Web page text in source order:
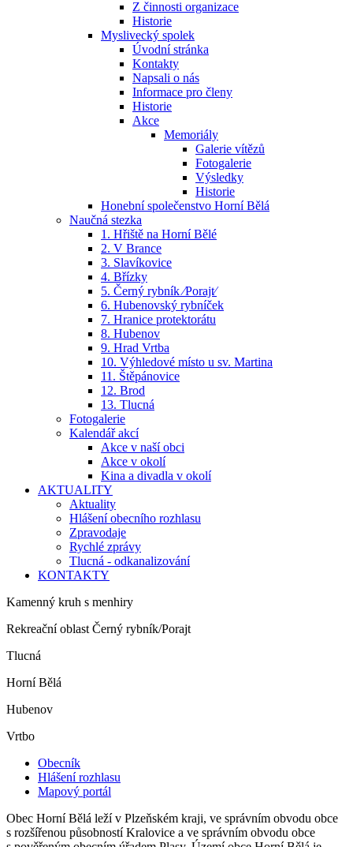
Z činnosti organizace
Historie
Myslivecký spolek
Úvodní stránka
Kontakty
Napsali o nás
Informace pro členy
Historie
Akce
Memoriály
Galerie vítězů
Fotogalerie
Výsledky
Historie
Honební společenstvo Horní Bělá
Naučná stezka
1. Hřiště na Horní Bělé
2. V Brance
3. Slavíkovice
4. Břízky
5. Černý rybník ⁄Porajt⁄
6. Hubenovský rybníček
7. Hranice protektorátu
8. Hubenov
9. Hrad Vrtba
10. Výhledové místo u sv. Martina
11. Štěpánovice
12. Brod
13. Tlucná
Fotogalerie
Kalendář akcí
Akce v naší obci
Akce v okolí
Kina a divadla v okolí
AKTUALITY
Aktuality
Hlášení obecního rozhlasu
Zpravodaje
Rychlé zprávy
Tlucná - odkanalizování
KONTAKTY
Kamenný kruh s menhiry
Rekreační oblast Černý rybník/Porajt
Tlucná
Horní Bělá
Hubenov
Vrtbo
Obecník
Hlášení rozhlasu
Mapový portál
Obec Horní Bělá leží v Plzeňském kraji, ve správním obvodu obce
s rozšířenou působností Kralovice a ve správním obvodu obce